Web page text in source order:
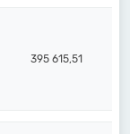
395 615,51